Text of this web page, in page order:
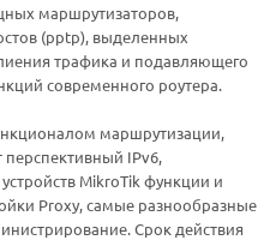
маршрутизаторов,
(pptp), выделенных
трафика и подавляющего
современного роутера.
маршрутизации,
перспективный IPv6,
MikroTik функции и
Proxy, самые разнообразные
Срок действия